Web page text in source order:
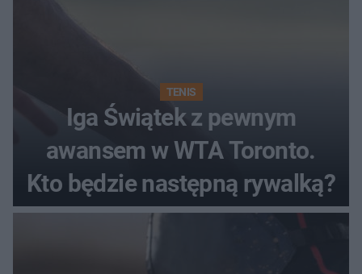
TENIS
Iga Świątek z pewnym
awansem w WTA Toronto.
Kto będzie następną rywalką?